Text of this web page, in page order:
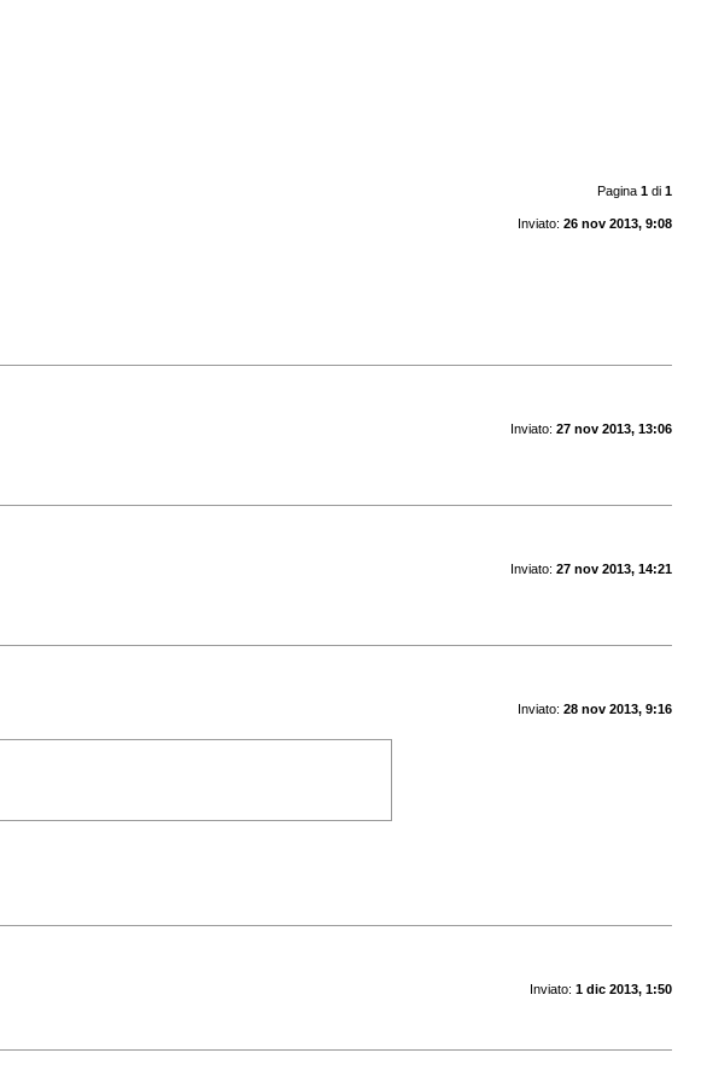
Pagina 1di 1
Inviato: 26 nov 2013, 9:08
Inviato: 27 nov 2013, 13:06
Inviato: 27 nov 2013, 14:21
Inviato: 28 nov 2013, 9:16
Inviato: 1 dic 2013, 1:50